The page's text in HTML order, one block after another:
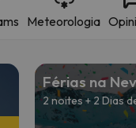
Meteorologia
Férias na
2 noites + 2 Dias